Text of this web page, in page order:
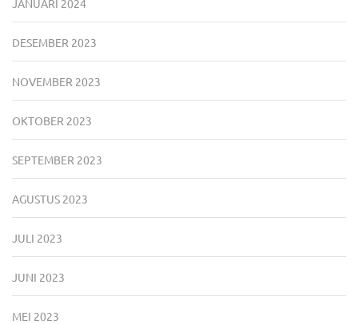
JANUARI 2024
DESEMBER 2023
NOVEMBER 2023
OKTOBER 2023
SEPTEMBER 2023
AGUSTUS 2023
JULI 2023
JUNI 2023
MEI 2023